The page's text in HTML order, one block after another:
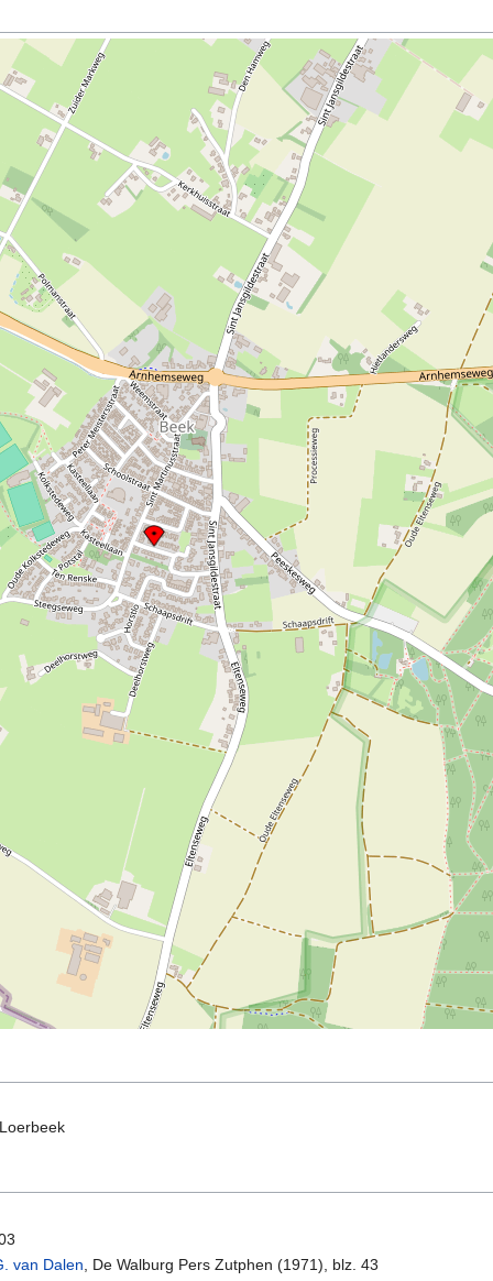
van Dalen, De Walburg Pers Zutphen (1971), blz. 43